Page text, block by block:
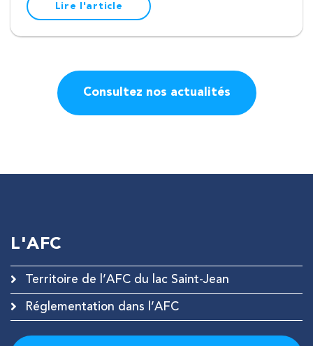
Lire l'article
Consultez nos actualités
L'AFC
Territoire de l’AFC du lac Saint-Jean
Réglementation dans l’AFC